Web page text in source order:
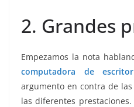
2. Grandes
Empezamos la nota
computadora de
argumento en contra de las
las diferentes